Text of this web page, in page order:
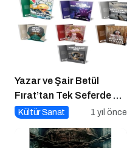
Yazar ve Şair Betül
Fırat’tan Tek Seferde 7
Kitap Müjdesi
Kültür Sanat 1 yıl önce